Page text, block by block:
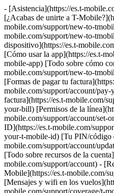
- [Asistencia](https://es.t-mobile.com/support) - [Comienza](#) - [¿Acabas de unirte a T-Mobile?](https://es.t-mobile.com/support/new-to-tmobile) [Cambiarse es fácil](https://es.t-mobile.com/support/new-to-tmobile/family-freedom) [Configura tu dispositivo](https://es.t-mobile.com/support/new-to-tmobile/device) [Cómo usar la app](https://es.t-mobile.com/support/plans-features/t-mobile-app) [Todo sobre cómo comenzar](https://es.t-mobile.com/support/new-to-tmobile) - [Recursos de la cuenta](#) - [Formas de pagar tu factura](https://es.t-mobile.com/support/account/pay-your-bill) [Todo acerca de tu factura](https://es.t-mobile.com/support/account/whats-impacting-your-bill) [Permisos de la línea](https://es.t-mobile.com/support/account/set-online-permissions) [Tu T-Mobile ID](https://es.t-mobile.com/support/account/set-up-and-manage-your-t-mobile-id) [Tu PIN/código de acceso](https://es.t-mobile.com/support/account/update-your-customer-pinpasscode) [Todo sobre recursos de la cuenta](https://es.t-mobile.com/support/account) - [Red y roaming](#) - [Red de T-Mobile](https://es.t-mobile.com/support/coverage/t-mobile-network) [Mensajes y wifi en los vuelos](https://es.t-mobile.com/support/coverage/t-mobile-in-flight-texting-and-wi-fi) [Llamadas wifi](https://es.t-mobile.com/support/coverage/wi-fi-calling-from-t-mobile) [Roaming internacional](https://es.t-mobile.com/support/coverage/international-roaming-services) [Mobile Without Borders](https://es.t-mobile.com/support/coverage/mobile-without-borders) [Todo sobre red y roaming](https://es.t-mobile.com/support/coverage) - [Asistencia de planes](#) - [Encuentra el plan ideal](https://es.t-mobile.com/support/plans-features/find-the-right-plan-for-you) [Netflix por cuenta nuestra](https://es.t-mobile.com/support/plans-features/netflix-on-us) [Planes hotspot](https://es.t-mobile.com/support/plans-features/mobile-internet-plans-for-hotspots) [Correo de voz](https://es.t-mobile.com/support/plans-features/voicemail) [Usa el Hotspot móvil](https://es.t-mobile.com/support/plans-features/smartphone-mobile-hotspot-wi-fi-sharing--tethering) [Todo sobre asistencia de planes](https://es.t-mobile.com/support/plans-features) - [Asistencia de dispositivo](#) - [Tutoriales](https://es.t-mobile.com/support/tutorials) [Resolución de problemas](https://es.t-mobile.com/support/phones-tablets-devices/troubleshooting) [Desbloquear tu dispositivo](https://es.t-mobile.com/support/devices/unlock-your-mobile-wireless-device) [Protege tu dispositivo](https://es.t-mobile.com/support/devices/protectionandlt360andgt-and-device-protection) [Tarjeta SIM e eSIM](https://es.t-mobile.com/support/devices/sim-esim) [Asistencia para dispositivos](https://es.t-mobile.com/support/phones-tablets-devices) - [Asistencia para empresas](#) - [Obtén T-Mobile para Empresas](https://es.t-mobile.com/support/business/new-to-business) [Facturación y pagos](https://es.t-mobile.com/support/business/billing) [Administra tu cuenta](https://es.t-mobile.com/support/business/account) [Pedidos y compras](https://es.t-mobile.com/support/business/orders-shopping) [Regístrate en Account Hub](https://es.t-mobile.com/support/business/account-hub-registration) [Todo sobre asistencia para empresas](https://es.t-mobile.com/support/business) [ASISTENCIA](https://es.t-mobile.com/support) - [Comienza](#) - [¿Acabas de unirte a T-Mobile?](https://es.t-mobile.com/support/new-to-tmobile) - [Cambiarse es fácil](https://es.t-mobile.com/support/new-to-tmobile/family-freedom) - [Configura tu dispositivo](https://es.t-mobile.com/support/new-to-tmobile/device) - [Cómo usar la app](https://es.t-mobile.com/support/plans-features/t-mobile-app) - [Todo sobre cómo comenzar](https://es.t-mobile.com/support/new-to-tmobile) - [Recursos de la cuenta](#) - [Formas de pagar tu factura](https://es.t-mobile.com/support/account/pay-your-bill) - [Todo acerca de tu factura](https://es.t-mobile.com/support/account/whats-impacting-your-bill) - [Permisos de la línea](https://es.t-mobile.com/support/account/set-online-permissions) - [Tu T-Mobile ID](https://es.t-mobile.com/support/account/set-up-and-manage-your-t-mobile-id) - [Tu PIN/código de acceso](https://es.t-mobile.com/support/account/update-your-customer-pinpasscode) - [Todo sobre recursos de la cuenta](https://es.t-mobile.com/support/account) - [Red y roaming](#) - [Red de T-Mobile](https://es.t-mobile.com/support/coverage/t-mobile-network) - [Mensajes y wifi en los vuelos](https://es.t-mobile.com/support/coverage/t-mobile-in-flight-texting-and-wi-fi) - [Llamadas wifi](https://es.t-mobile.com/support/coverage/wi-fi-calling-from-t-mobile) - [Roaming internacional](https://es.t-mobile.com/support/coverage/international-roaming-services) - [Mobile Without Borders](https://es.t-mobile.com/support/coverage/mobile-without-borders) - [Todo sobre red y roaming](https://es.t-mobile.com/support/coverage) - [Asistencia de planes](#) - [Encuentra el plan ideal](https://es.t-mobile.com/support/plans-features/find-the-